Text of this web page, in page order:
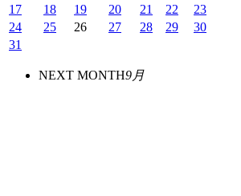
17
18 19 20 21 22
23
24
25 26 27 28 29
30
31
NEXT MONTH9月